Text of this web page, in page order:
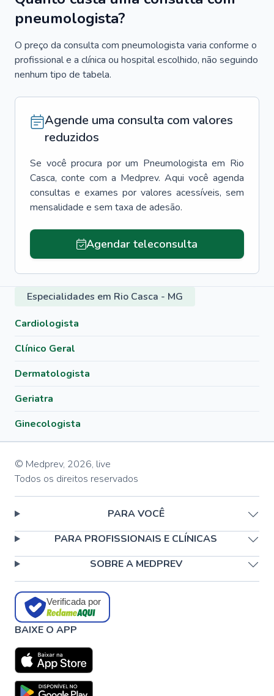
pneumologista?
O preço da consulta com pneumologista varia conforme o
profissional e a clínica ou hospital escolhido, não seguindo
nenhum tipo de tabela.
Agende uma consulta com valores
reduzidos
Se você procura por um Pneumologista em Rio
Casca, conte com a Medprev. Aqui você agenda
consultas e exames por valores acessíveis, sem
mensalidade e sem taxa de adesão.
Agendar teleconsulta
Especialidades em Rio Casca - MG
Cardiologista
Clínico Geral
Dermatologista
Geriatra
Ginecologista
© Medprev, 2026, live
Todos os direitos reservados
PARA VOCÊ
PARA PROFISSIONAIS E CLÍNICAS
SOBRE A MEDPREV
Verificada por
BAIXE O APP